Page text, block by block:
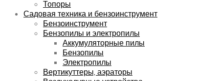
Топоры
Садовая техника и бензоинструмент
Бензоинструмент
Бензопилы и электропилы
Аккумуляторные пилы
Бензопилы
Электропилы
Вертикуттеры, аэраторы